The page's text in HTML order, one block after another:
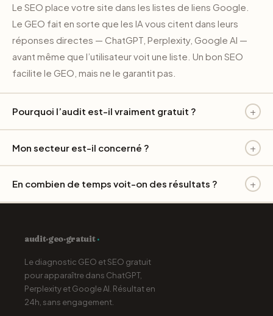
Le SEO place votre site dans les listes de liens Google.
Le GEO fait en sorte que les IA vous citent dans leurs
réponses directes — ChatGPT, Perplexity, Google AI —
avant même que l’utilisateur voit une liste. Un bon SEO
facilite le GEO, mais ne le garantit pas.
Pourquoi l’audit est-il vraiment gratuit ? +
Mon secteur est-il concerné ? +
En combien de temps voit-on des résultats ? +
audit·geo·gratuit·
Le diagnostic GEO et SEO gratuit
pour apparaître dans ChatGPT,
Perplexity et Google AI. Résultat en
24h, sans engagement.